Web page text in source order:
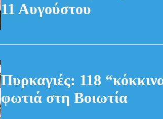
11 Αυγούστου
Πυρκαγιές: 118
φωτιά στη Βοιωτία